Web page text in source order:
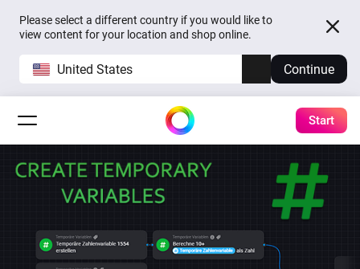
Please select a different country if you would like to
view content for your location and shop online.
United States Continue
Start